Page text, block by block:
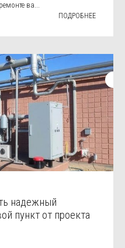
ва...
ПОДРОБНЕЕ
надежный
пункт от проекта